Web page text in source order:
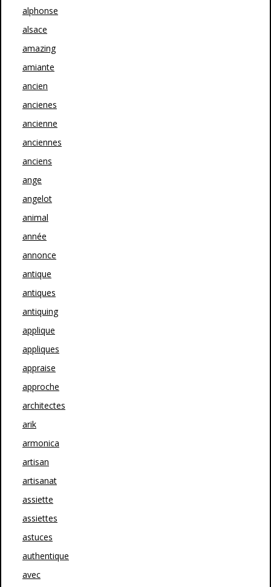
alphonse
alsace
amazing
amiante
ancien
ancienes
ancienne
anciennes
anciens
ange
angelot
animal
année
annonce
antique
antiques
antiquing
applique
appliques
appraise
approche
architectes
arik
armonica
artisan
artisanat
assiette
assiettes
astuces
authentique
avec